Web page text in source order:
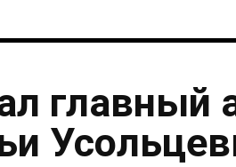
главный